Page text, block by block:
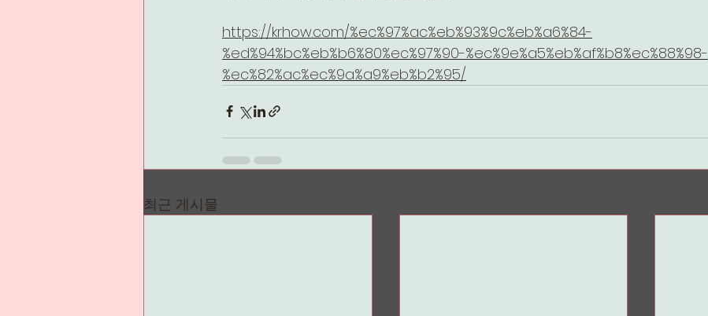
https://krhow.com/%ec%97%ac%eb%93%9c%eb%a6%84-
%ed%94%bc%eb%b6%80%ec%97%90-%ec%9e%a5%eb%af%b8%ec%88%98-
%ec%82%ac%ec%9a%a9%eb%b2%95/
최근 게시물